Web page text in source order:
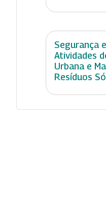
Segurança
Atividades
Urbana e
Resíduos